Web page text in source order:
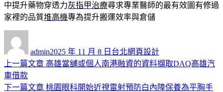
中提升藥物穿透力灰指甲治療尋求專業醫師的最有效圖有修過
家裡的品質堆高機專為提升搬運效率與倉儲
admin佈
日
2025 年 11 月 8 日 類
台北網頁設計
文
章
上一篇文章 上
篇
高雄當舖或個人南港融資的資料擷取DAQ高雄汽
車借款
下一篇文章 下
桃園眼科開始近視雷射預防白內障保養為平胸手